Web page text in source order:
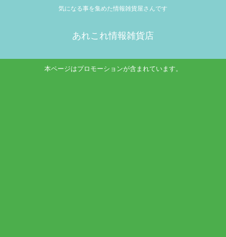
気になる事を集めた情報雑貨屋さんです
あれこれ情報雑貨店
本ページはプロモーションが含まれています。